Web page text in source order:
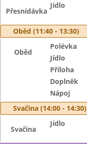
Přesnídávka
Jídlo
Oběd (11:40 - 13:30)
Oběd
Polévka
Jídlo
Příloha
Doplněk
Nápoj
Svačina (14:00 - 14:30)
Svačina
Jídlo